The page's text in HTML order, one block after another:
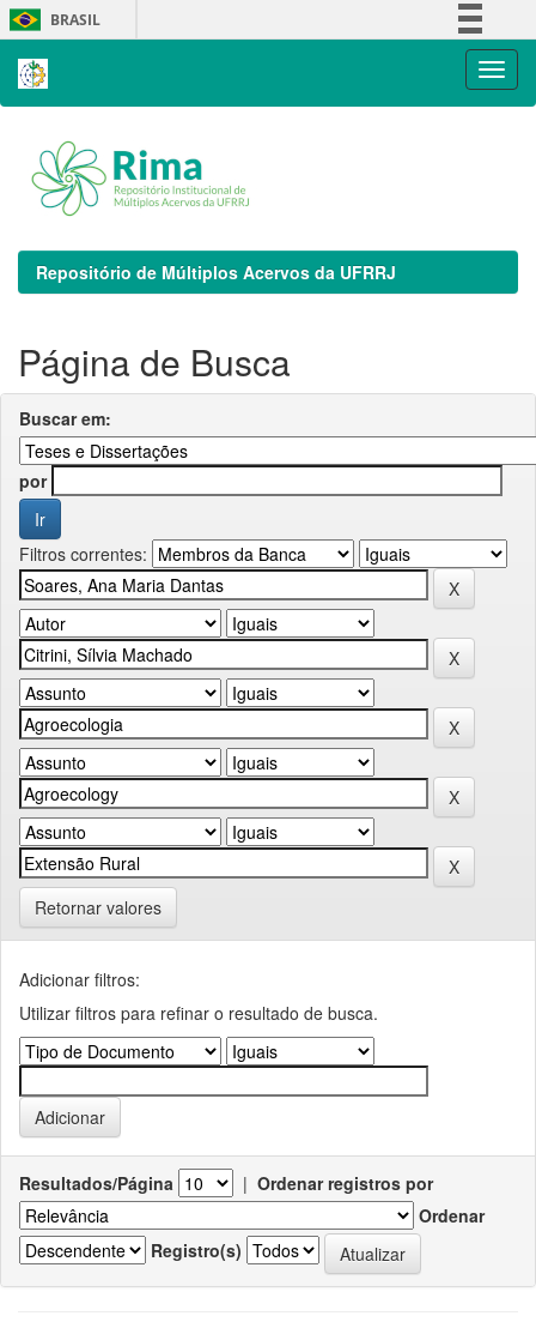
Skip
navigation
BRASIL
Repositório de Múltiplos Acervos da UFRRJ
Página de Busca
Buscar em:
por
Filtros correntes:
Retornar valores
Adicionar filtros:
Utilizar filtros para refinar o resultado de busca.
Resultados/Página | Ordenar registros por
Ordenar
Registro(s)